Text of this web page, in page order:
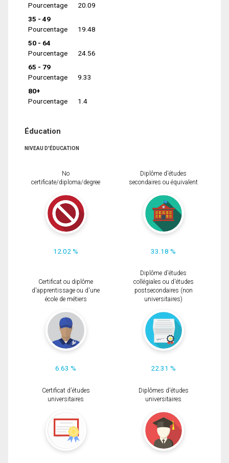
Pourcentage
20.09
35 - 49
Pourcentage
19.48
50 - 64
Pourcentage
24.56
65 - 79
Pourcentage
9.33
80+
Pourcentage
1.4
Éducation
NIVEAU D'ÉDUCATION
No
certificate/diploma/degree
12.02 %
Diplôme d'études
secondaires ou équivalent
33.18 %
Certificat ou diplôme
d'apprentissage ou d'une
école de métiers
6.63 %
Diplôme d'études
collégiales ou d'études
postsecondaires (non
universitaires)
22.31 %
Certificat d'études
universitaires
Diplômes d'études
universitaires